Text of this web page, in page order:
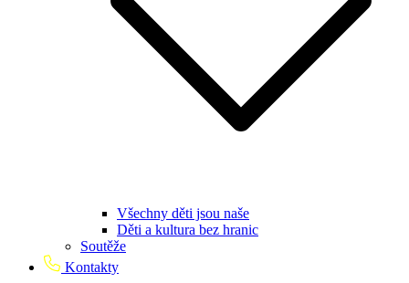
Všechny děti jsou naše
Děti a kultura bez hranic
Soutěže
Kontakty